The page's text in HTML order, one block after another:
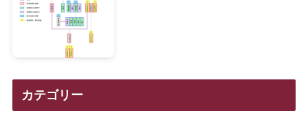
カテゴリー